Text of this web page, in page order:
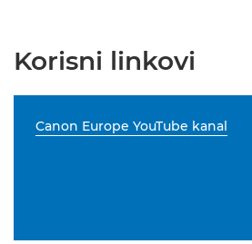
Korisni linkovi
Canon Europe YouTube kanal